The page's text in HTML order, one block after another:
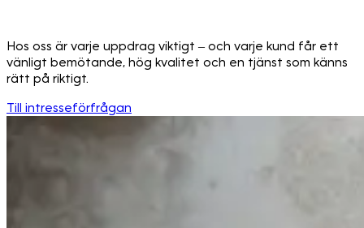
Hos oss är varje uppdrag viktigt – och varje kund får ett
vänligt bemötande, hög kvalitet och en tjänst som känns
rätt på riktigt.
Till intresseförfrågan